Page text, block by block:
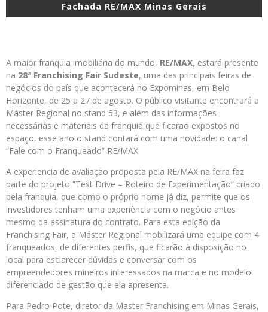
Fachada RE/MAX Minas Gerais
A maior franquia imobiliária do mundo, RE/MAX, estará presente
na 28ª Franchising Fair Sudeste, uma das principais feiras de
negócios do país que acontecerá no Expominas, em Belo
Horizonte, de 25 a 27 de agosto. O público visitante encontrará a
Máster Regional no stand 53, e além das informações
necessárias e materiais da franquia que ficarão expostos no
espaço, esse ano o stand contará com uma novidade: o canal
“Fale com o Franqueado” RE/MAX
A experiencia de avaliação proposta pela RE/MAX na feira faz
parte do projeto “Test Drive – Roteiro de Experimentação” criado
pela franquia, que como o próprio nome já diz, permite que os
investidores tenham uma experiência com o negócio antes
mesmo da assinatura do contrato. Para esta edição da
Franchising Fair, a Máster Regional mobilizará uma equipe com 4
franqueados, de diferentes perfis, que ficarão à disposição no
local para esclarecer dúvidas e conversar com os
empreendedores mineiros interessados na marca e no modelo
diferenciado de gestão que ela apresenta.
Para Pedro Pote, diretor da Master Franchising em Minas Gerais,